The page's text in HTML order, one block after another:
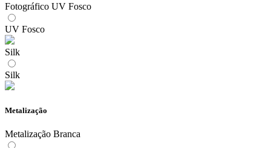
Fotográfico UV Fosco
UV Fosco
Silk
Silk
Metalização
Metalização Branca